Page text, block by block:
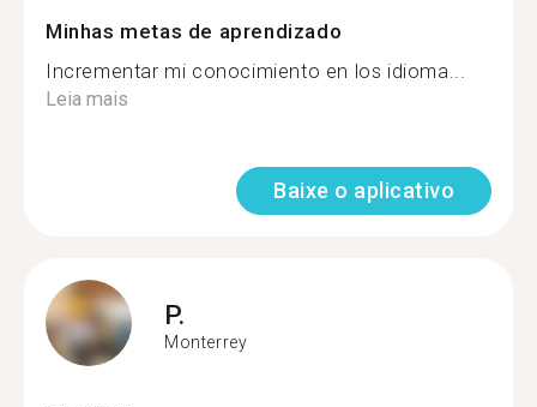
Minhas metas de aprendizado
Incrementar mi conocimiento en los idioma...
Leia mais
Baixe o aplicativo
P.
Monterrey